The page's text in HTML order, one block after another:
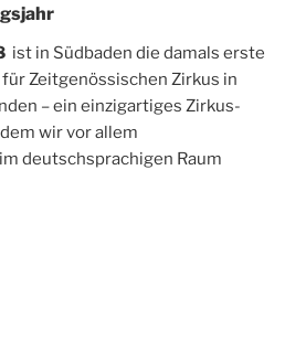
ist in Südbaden die damals erste
Zeitgenössischen Zirkus in
– ein einzigartiges Zirkus-
wir vor allem
deutschsprachigen Raum